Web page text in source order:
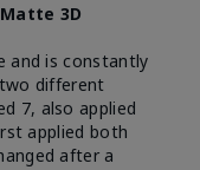
3D
and is constantly
different
7, also applied
applied both
after a